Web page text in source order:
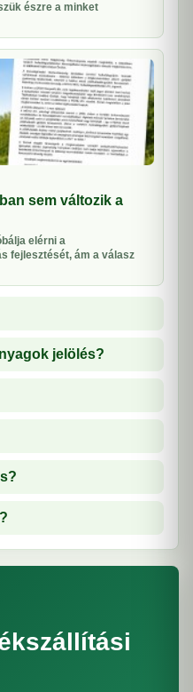
észre a minket
sem változik a
elérni a
fejlesztését, ám a válasz
jelölés?